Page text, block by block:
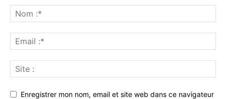
Enregistrer mon nom, email et site web dans ce navigateur